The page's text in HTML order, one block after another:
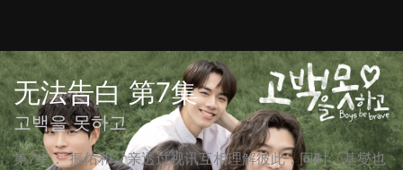
无法告白 第7集
고백을 못하고
第7集： 振佑和父亲透过视讯互相理解彼此，同时，基燮也